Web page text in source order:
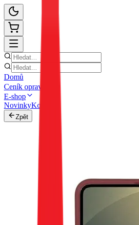
Domů
Ceník oprav
E-shop
NovinkyKontakt
Zpět